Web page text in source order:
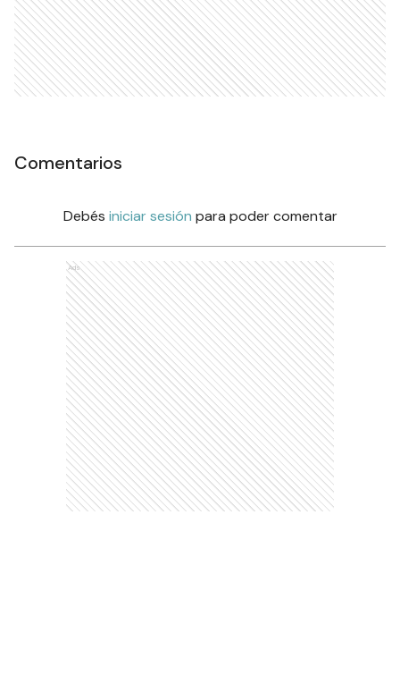
Comentarios
Debés iniciar sesión para poder comentar
Ads